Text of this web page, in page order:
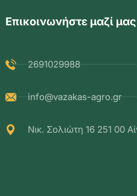
Επικοινωνήστε μαζί μας
2691029988
info@vazakas-agro.gr
Νικ. Σολιώτη 16 251 00